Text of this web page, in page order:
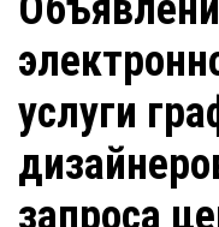
услуги
запроса